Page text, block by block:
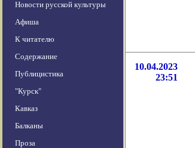
Новости русской культуры
Афиша
К читателю
Содержание
Публицистика
"Курск"
Кавказ
Балканы
Проза
10.04.2023
23:51